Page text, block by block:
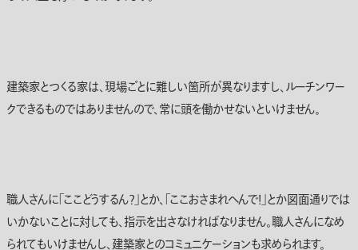
建築家とつくる家は、現場ごとに難しい箇所が異なりますし、ルーチンワー
クできるものではありませんので、常に頭を働かせないといけません。
職人さんに「ここどうするん？」とか、「ここおさまれへんで！」とか図面通りでは
いかないことに対しても、指示を出さなければなりません。職人さんになめ
られてもいけませんし、建築家とのコミュニケーションも求められます。